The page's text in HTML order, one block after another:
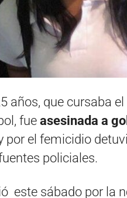
años, que cursaba
fueasesinada a
por el femicidio
policiales.
este sábado por la